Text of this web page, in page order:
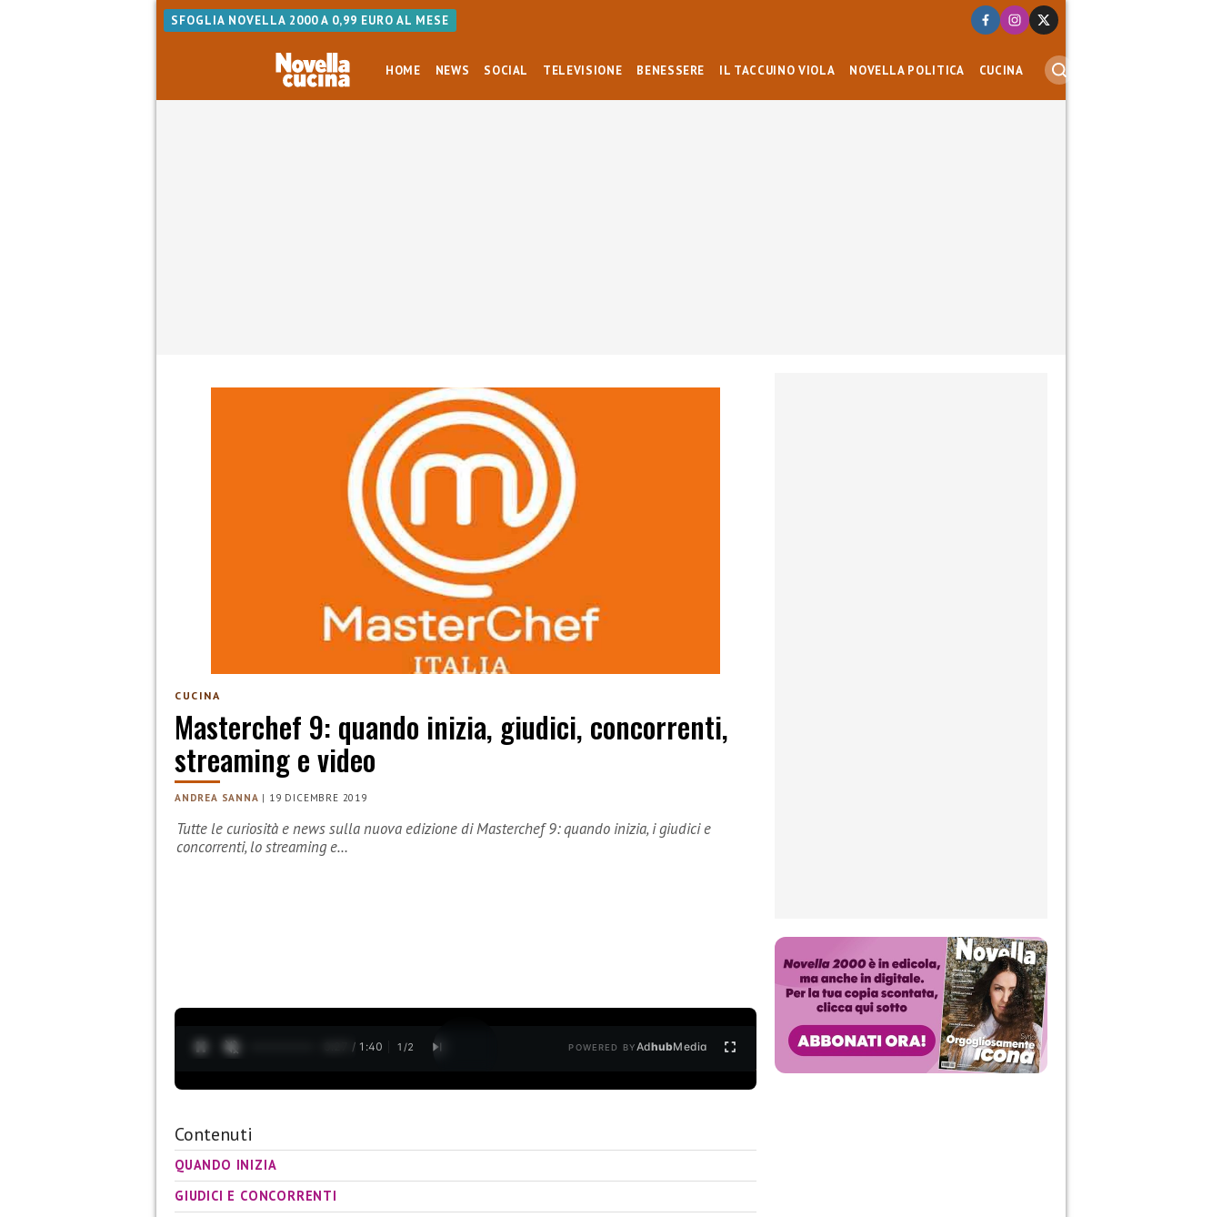
SFOGLIA NOVELLA 2000 A 0,99 EURO AL MESE
HOME NEWS SOCIAL TELEVISIONE BENESSERE IL TACCUINO VIOLA NOVELLA POLITICA CUCINA
CUCINA
Masterchef 9: quando inizia, giudici, concorrenti,
streaming e video
ANDREA SANNA | 19 DICEMBRE 2019
Tutte le curiosità e news sulla nuova edizione di Masterchef 9: quando inizia, i giudici e
concorrenti, lo streaming e…
0:28 / 1:40 1 /2 POWERED BYAdhubMedia
Contenuti
QUANDO INIZIA
GIUDICI E CONCORRENTI